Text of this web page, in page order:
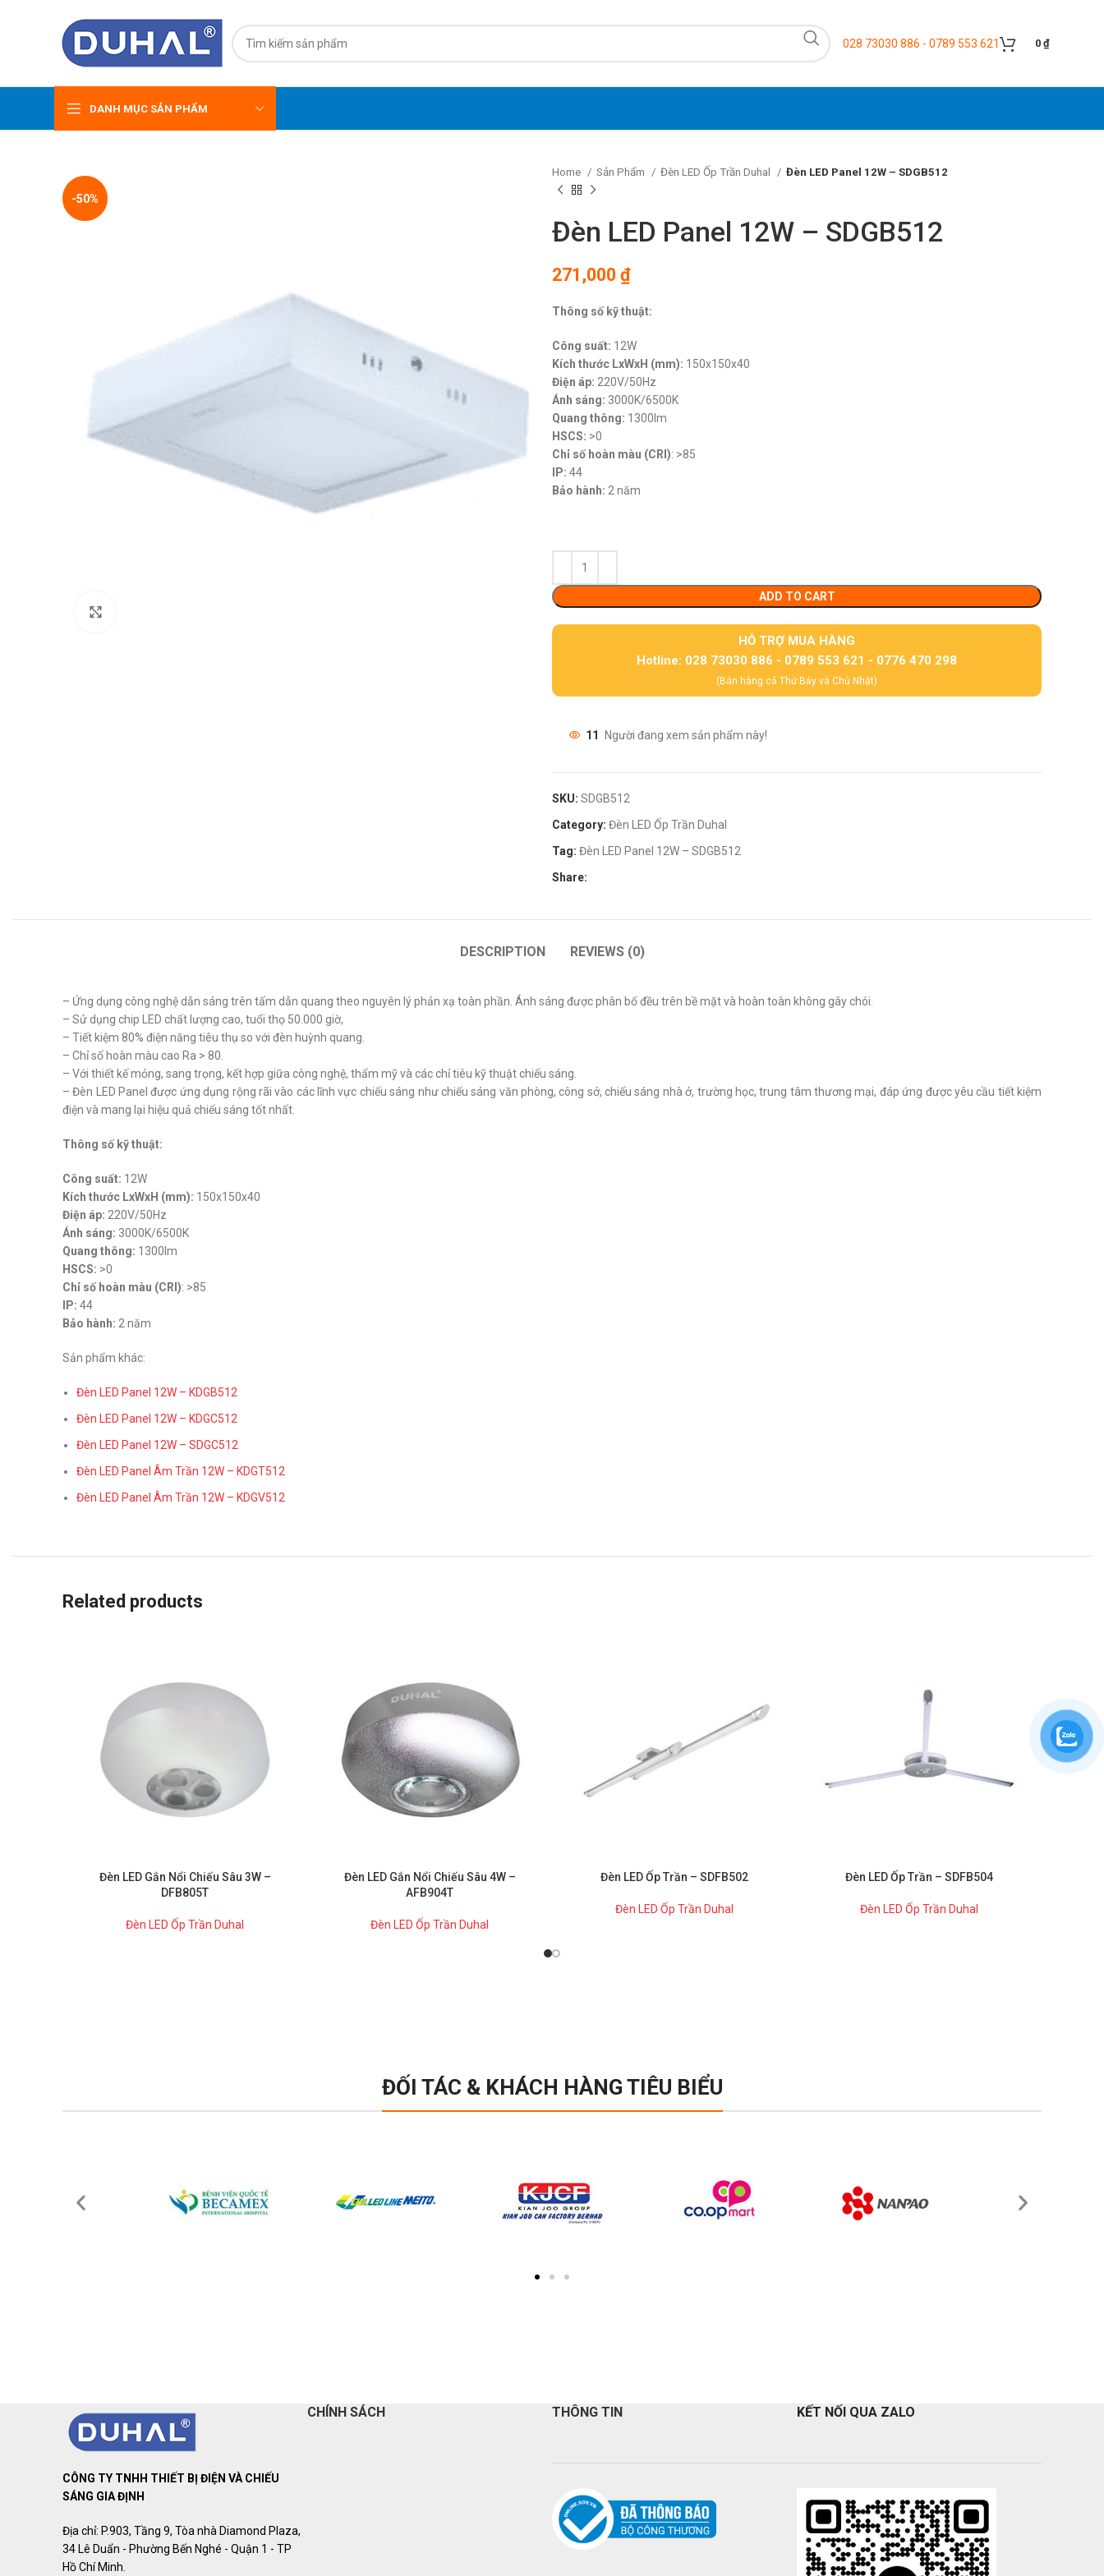
028 73030 886 - 0789 553 621 0 ₫
DANH MỤC SẢN PHẨM
-50%
Home Sản Phẩm Đèn LED Ốp Trần Duhal Đèn LED Panel 12W – SDGB512
Đèn LED Panel 12W – SDGB512
271,000 ₫
Thông số kỹ thuật:
Công suất: 12W
Kích thước LxWxH (mm): 150x150x40
Điện áp: 220V/50Hz
Ánh sáng: 3000K/6500K
Quang thông: 1300lm
HSCS: >0
Chỉ số hoàn màu (CRI): >85
IP: 44
Bảo hành: 2 năm
ADD TO CART
HỖ TRỢ MUA HÀNG
Hotline: 028 73030 886 - 0789 553 621 - 0776 470 298
(Bán hàng cả Thứ Bảy và Chủ Nhật)
11 Người đang xem sản phẩm này!
SKU: SDGB512
Category: Đèn LED Ốp Trần Duhal
Tag: Đèn LED Panel 12W – SDGB512
Share:
DESCRIPTION REVIEWS (0)
– Ứng dụng công nghệ dẫn sáng trên tấm dẫn quang theo nguyên lý phản xạ toàn phần. Ánh sáng được phân bố đều trên bề mặt và hoàn toàn không gây chói.
– Sử dụng chip LED chất lượng cao, tuổi thọ 50.000 giờ,
– Tiết kiệm 80% điện năng tiêu thụ so với đèn huỳnh quang.
– Chỉ số hoàn màu cao Ra > 80.
– Với thiết kế mỏng, sang trọng, kết hợp giữa công nghệ, thẩm mỹ và các chỉ tiêu kỹ thuật chiếu sáng.
– Đèn LED Panel được ứng dụng rộng rãi vào các lĩnh vực chiếu sáng như chiếu sáng văn phòng, công sở, chiếu sáng nhà ở, trường học, trung tâm thương mại, đáp ứng được yêu cầu tiết kiệm
điện và mang lại hiệu quả chiếu sáng tốt nhất.
Thông số kỹ thuật:
Công suất: 12W
Kích thước LxWxH (mm): 150x150x40
Điện áp: 220V/50Hz
Ánh sáng: 3000K/6500K
Quang thông: 1300lm
HSCS: >0
Chỉ số hoàn màu (CRI): >85
IP: 44
Bảo hành: 2 năm
Sản phẩm khác:
Đèn LED Panel 12W – KDGB512
Đèn LED Panel 12W – KDGC512
Đèn LED Panel 12W – SDGC512
Đèn LED Panel Âm Trần 12W – KDGT512
Đèn LED Panel Âm Trần 12W – KDGV512
Related products
Đèn LED Gắn Nổi Chiếu Sâu 3W –
DFB805T
Đèn LED Ốp Trần Duhal
Đèn LED Gắn Nổi Chiếu Sâu 4W –
AFB904T
Đèn LED Ốp Trần Duhal
Đèn LED Ốp Trần – SDFB502
Đèn LED Ốp Trần Duhal
Đèn LED Ốp Trần – SDFB504
Đèn LED Ốp Trần Duhal
ĐỐI TÁC & KHÁCH HÀNG TIÊU BIỂU
CÔNG TY TNHH THIẾT BỊ ĐIỆN VÀ CHIẾU
SÁNG GIA ĐỊNH
Địa chỉ: P.903, Tầng 9, Tòa nhà Diamond Plaza,
34 Lê Duẩn - Phường Bến Nghé - Quận 1 - TP
Hồ Chí Minh.
CHÍNH SÁCH THÔNG TIN KẾT NỐI QUA ZALO